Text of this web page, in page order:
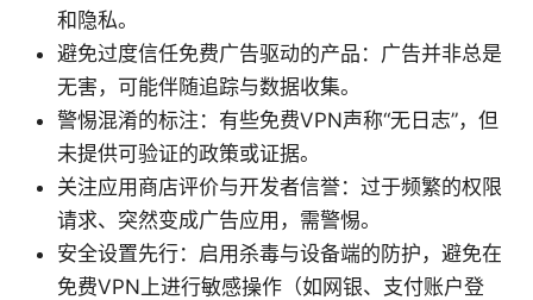
和隐私。
避免过度信任免费广告驱动的产品：广告并非总是
无害，可能伴随追踪与数据收集。
警惕混淆的标注：有些免费VPN声称“无日志”，但
未提供可验证的政策或证据。
关注应用商店评价与开发者信誉：过于频繁的权限
请求、突然变成广告应用，需警惕。
安全设置先行：启用杀毒与设备端的防护，避免在
免费VPN上进行敏感操作（如网银、支付账户登